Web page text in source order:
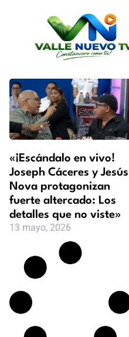
«¡Escándalo en vivo!
Joseph Cáceres y Jesús
Nova protagonizan
fuerte altercado: Los
detalles que no viste»
13 mayo, 2026